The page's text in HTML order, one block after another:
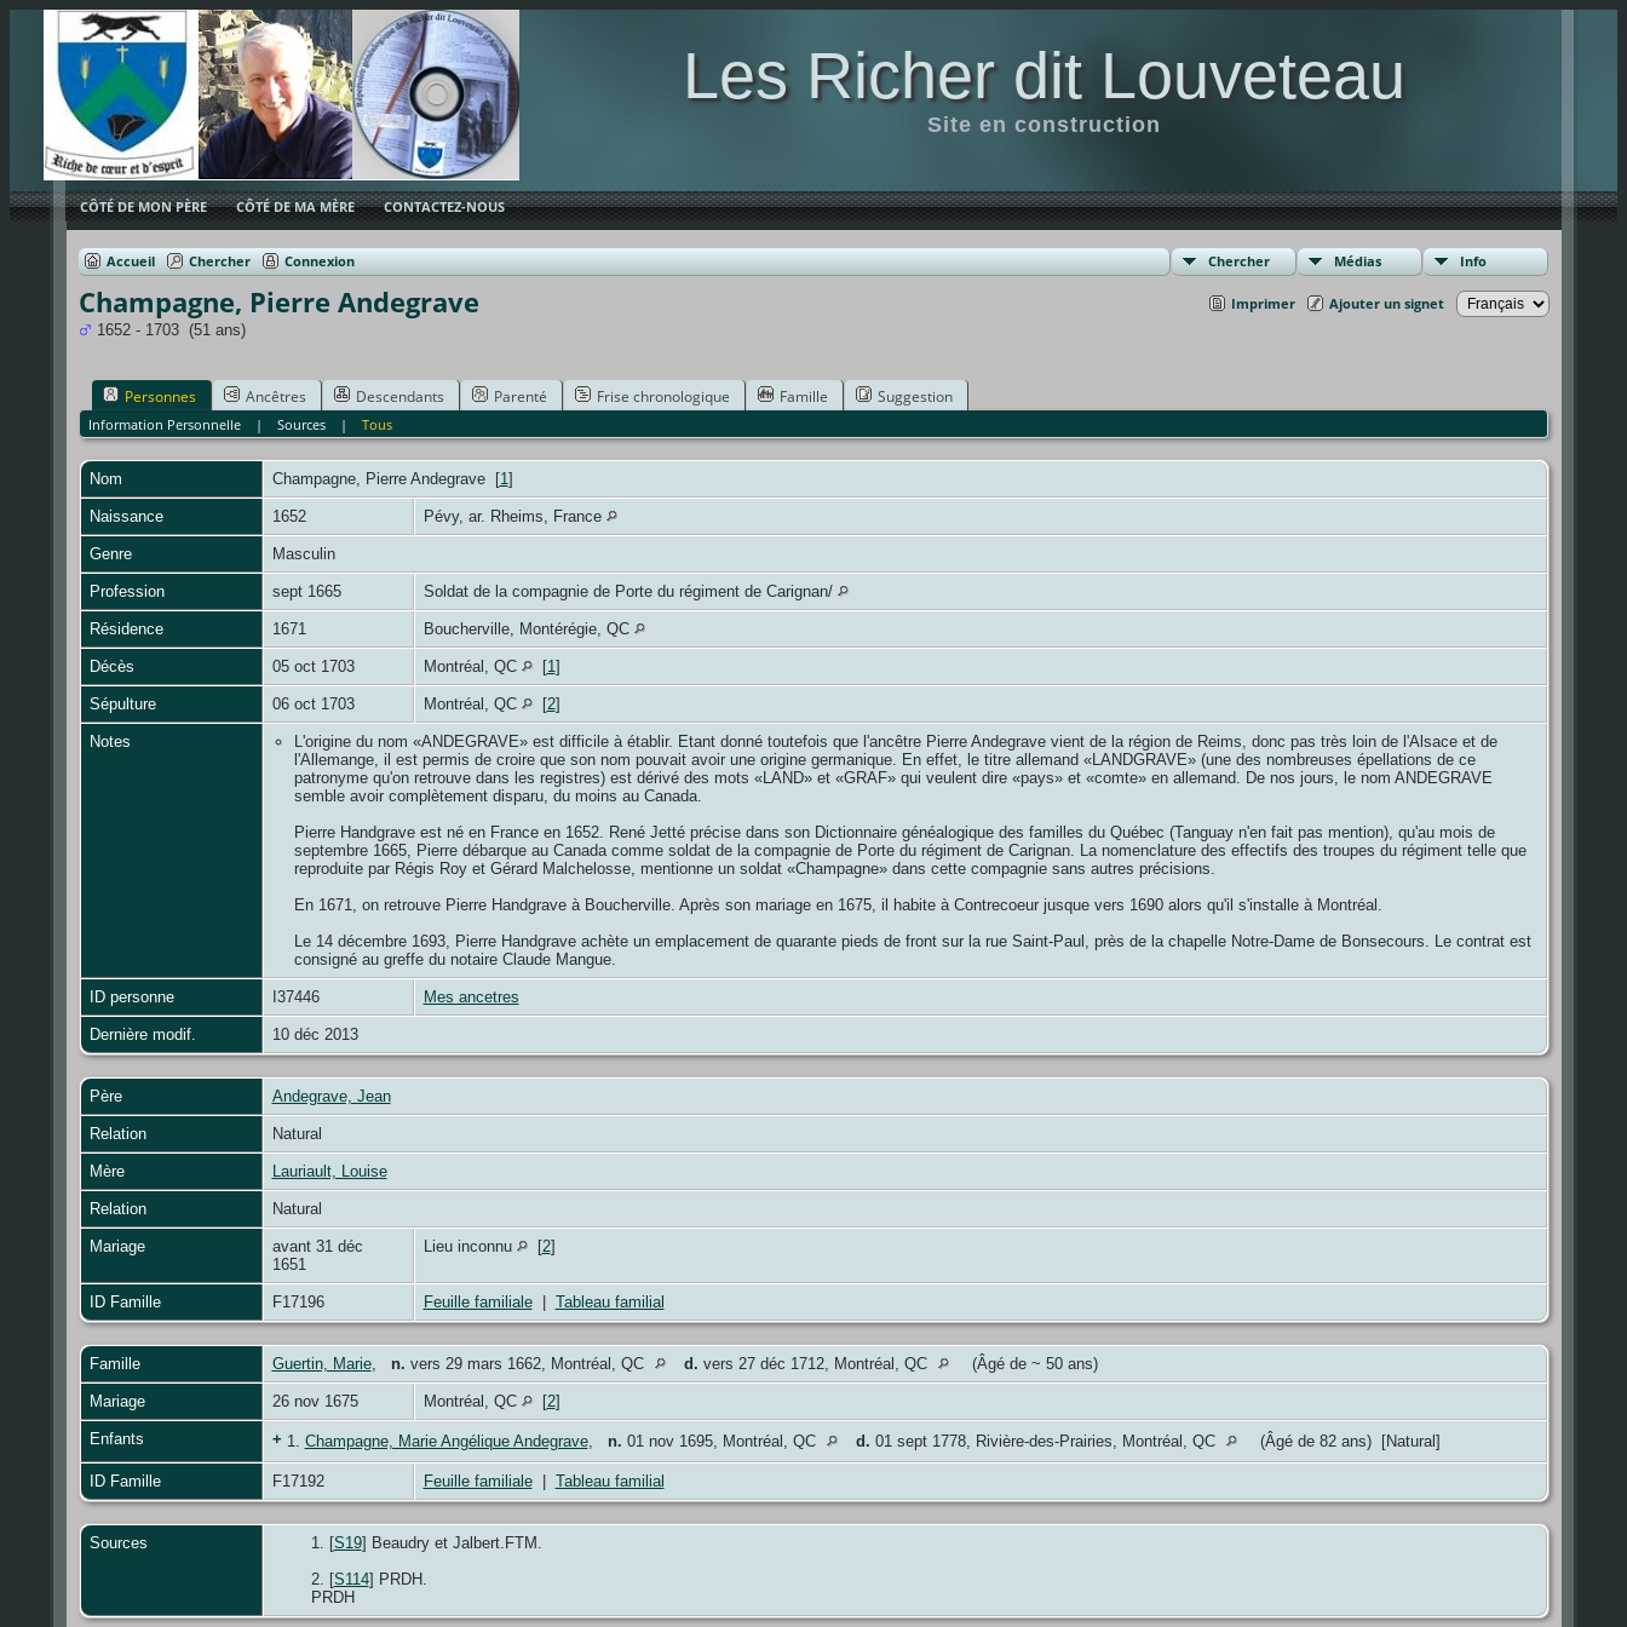
Les Richer dit Louveteau
Site en construction
CÔTÉ DE MON PÈRE CÔTÉ DE MA MÈRE CONTACTEZ-NOUS
Chercher Médias Info
Accueil Chercher Connexion
Imprimer Ajouter un signet
Champagne, Pierre Andegrave
1652 - 1703 (51 ans)
Personnes Ancêtres Descendants Parenté Frise chronologique Famille Suggestion
Information Personnelle |Sources |Tous
Nom Champagne, Pierre Andegrave[1 ]
Naissance 1652 Pévy, ar. Rheims, France
Genre Masculin
Profession sept 1665 Soldat de la compagnie de Porte du régiment de Carignan/
Résidence 1671 Boucherville, Montérégie, QC
Décès 05 oct 1703 Montréal, QC [1 ]
Sépulture 06 oct 1703 Montréal, QC [2]
Notes
L'origine du nom «ANDEGRAVE» est difficile à établir. Etant donné toutefois que l'ancêtre Pierre Andegrave vient de la région de Reims, donc pas très loin de l'Alsace et de
l'Allemange, il est permis de croire que son nom pouvait avoir une origine germanique. En effet, le titre allemand «LANDGRAVE» (une des nombreuses épellations de ce
patronyme qu'on retrouve dans les registres) est dérivé des mots «LAND» et «GRAF» qui veulent dire «pays» et «comte» en allemand. De nos jours, le nom ANDEGRAVE
semble avoir complètement disparu, du moins au Canada.
Pierre Handgrave est né en France en 1652. René Jetté précise dans son Dictionnaire généalogique des familles du Québec (Tanguay n'en fait pas mention), qu'au mois de
septembre 1665, Pierre débarque au Canada comme soldat de la compagnie de Porte du régiment de Carignan. La nomenclature des effectifs des troupes du régiment telle que
reproduite par Régis Roy et Gérard Malchelosse, mentionne un soldat «Champagne» dans cette compagnie sans autres précisions.
En 1671, on retrouve Pierre Handgrave à Boucherville. Après son mariage en 1675, il habite à Contrecoeur jusque vers 1690 alors qu'il s'installe à Montréal.
Le 14 décembre 1693, Pierre Handgrave achète un emplacement de quarante pieds de front sur la rue Saint-Paul, près de la chapelle Notre-Dame de Bonsecours. Le contrat est
consigné au greffe du notaire Claude Mangue.
ID personne I37446 Mes ancetres
Dernière modif. 10 déc 2013
Père Andegrave, Jean
Relation Natural
Mère Lauriault, Louise
Relation Natural
Mariage
avant 31 déc
1651
Lieu inconnu [2]
ID Famille F17196 Feuille familiale| Tableau familial
Famille Guertin, Marie, n. vers 29 mars 1662, Montréal, QC d. vers 27 déc 1712, Montréal, QC (Âgé de ~ 50 ans)
Mariage 26 nov 1675 Montréal, QC [2]
Enfants + 1. Champagne, Marie Angélique Andegrave, n. 01 nov 1695, Montréal, QC d. 01 sept 1778, Rivière-des-Prairies, Montréal, QC (Âgé de 82 ans) [Natural]
ID Famille F17192 Feuille familiale| Tableau familial
Sources [S19] Beaudry et Jalbert.FTM.
[S114] PRDH.
PRDH